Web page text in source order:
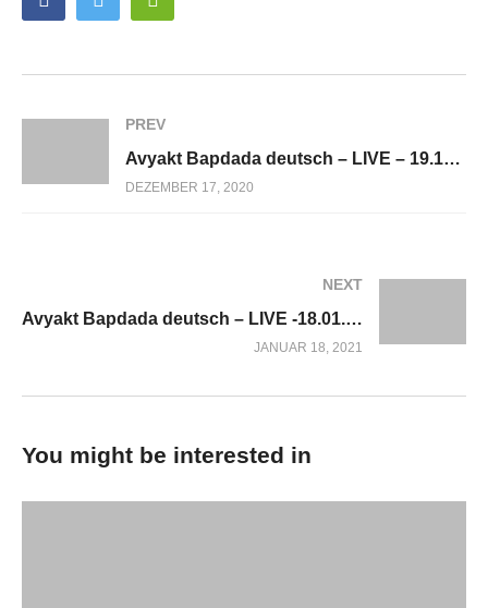
PREV
Avyakt Bapdada deutsch – LIVE – 19.12.2020
DEZEMBER 17, 2020
NEXT
Avyakt Bapdada deutsch – LIVE -18.01.2021 *** BrahmaBaba’s Day of Rememberance
JANUAR 18, 2021
You might be interested in